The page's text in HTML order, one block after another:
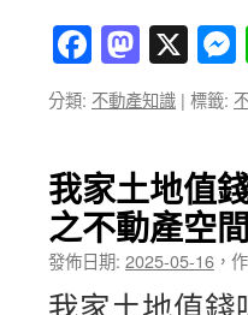
Facebook
X
分類: 不動產知識 | 標籤:
我家土地值
之不動產空
發佈日期: 2025-05-16 ，